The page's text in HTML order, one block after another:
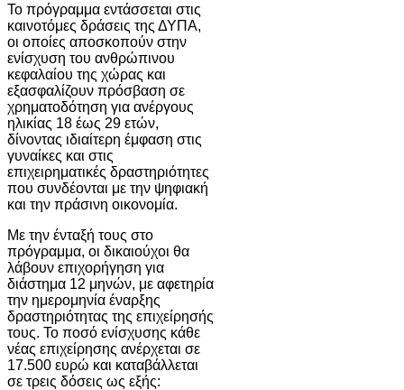
Το πρόγραμμα εντάσσεται στις
καινοτόμες δράσεις της ΔΥΠΑ,
οι οποίες αποσκοπούν στην
ενίσχυση του ανθρώπινου
κεφαλαίου της χώρας και
εξασφαλίζουν πρόσβαση σε
χρηματοδότηση για ανέργους
ηλικίας 18 έως 29 ετών,
δίνοντας ιδιαίτερη έμφαση στις
γυναίκες και στις
επιχειρηματικές δραστηριότητες
που συνδέονται με την ψηφιακή
και την πράσινη οικονομία.
Με την ένταξή τους στο
πρόγραμμα, οι δικαιούχοι θα
λάβουν επιχορήγηση για
διάστημα 12 μηνών, με αφετηρία
την ημερομηνία έναρξης
δραστηριότητας της επιχείρησής
τους. Το ποσό ενίσχυσης κάθε
νέας επιχείρησης ανέρχεται σε
17.500 ευρώ και καταβάλλεται
σε τρεις δόσεις ως εξής: